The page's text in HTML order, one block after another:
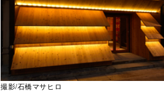
撮影/石橋マサヒロ